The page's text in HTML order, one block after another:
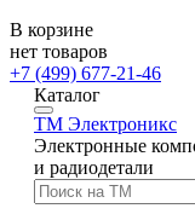
В корзине
нет товаров
+7 (499) 677-21-46
Каталог
TM Электроникс
Электронные
и радиодетали